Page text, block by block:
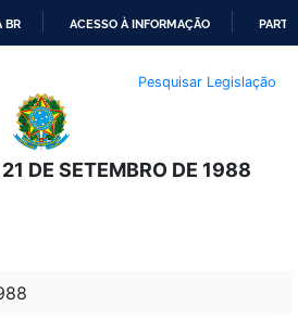
O
CONTEÚDO
BR ACESSO À INFORMAÇÃO
Pesquisar Legislação
DE SETEMBRO DE 1988